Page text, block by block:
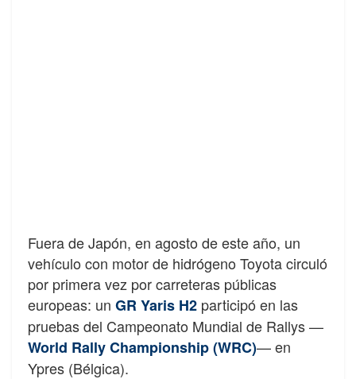
Fuera de Japón, en agosto de este año, un
vehículo con motor de hidrógeno Toyota circuló
por primera vez por carreteras públicas
europeas: un GR Yaris H2 participó en las
pruebas del Campeonato Mundial de Rallys —
World Rally Championship (WRC)— en
Ypres (Bélgica).